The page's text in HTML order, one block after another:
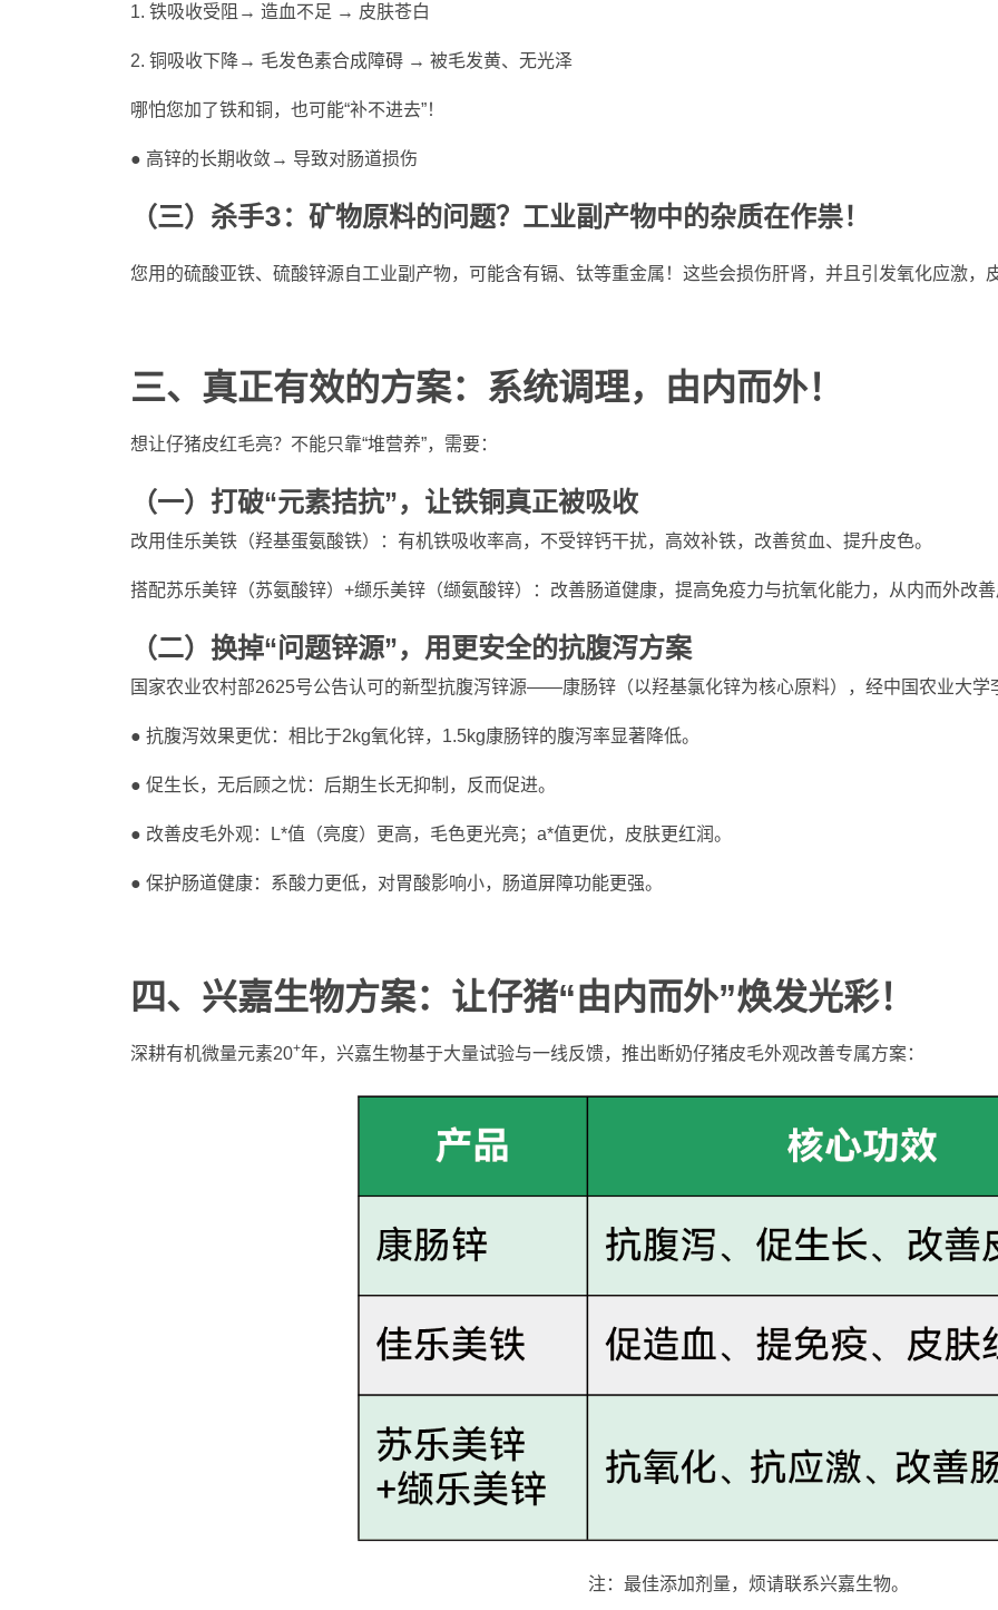
1. 铁吸收受阻→ 造血不足 → 皮肤苍白
2. 铜吸收下降→ 毛发色素合成障碍 → 被毛发黄、无光泽
哪怕您加了铁和铜，也可能“补不进去”！
● 高锌的长期收敛→ 导致对肠道损伤
（三） 杀手3： 矿物原料的问题？工业副产物中的杂质在作祟！
您用的硫酸亚铁、硫酸锌源自工业副产物，可能含有镉、钛等重金属！这些会损伤肝肾，并且引发氧化应激，
三、 真正有效的方案：系统调理，由内而外！
想让仔猪皮红毛亮？不能只靠“堆营养”，需要：
（一） 打破“元素拮抗”，让铁铜真正被吸收
改用佳乐美铁（羟基蛋氨酸铁）：有机铁吸收率高，不受锌钙干扰，高效补铁，改善贫血、提升皮色。
搭配苏乐美锌（苏氨酸锌）+缬乐美锌（缬氨酸锌）：改善肠道健康，提高免疫力与抗氧化能力，从内而外改善
（二） 换掉“问题锌源”，用更安全的抗腹泻方案
国家农业农村部2625号公告认可的新型抗腹泻锌源——康肠锌（以羟基氯化锌为核心原料），经中国农业大学
● 抗腹泻效果更优：相比于2kg氧化锌，1.5kg康肠锌的腹泻率显著降低。
● 促生长，无后顾之忧：后期生长无抑制，反而促进。
● 改善皮毛外观：L*值（亮度）更高，毛色更光亮；a*值更优，皮肤更红润。
● 保护肠道健康：系酸力更低，对胃酸影响小，肠道屏障功能更强。
四、 兴嘉生物方案：让仔猪“由内而外”焕发光彩！
深耕有机微量元素20+年，兴嘉生物基于大量试验与一线反馈，推出断奶仔猪皮毛外观改善专属方案：
注：最佳添加剂量，烦请联系兴嘉生物。